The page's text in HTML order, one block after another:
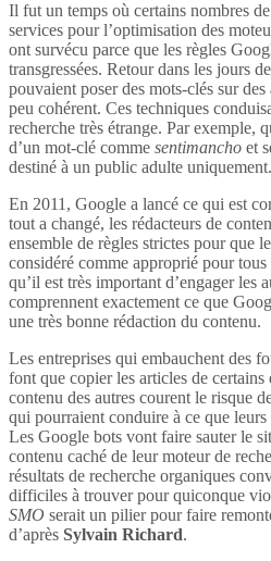
Il fut un temps où certains nombres
services pour l’optimisation des
ont survécu parce que les règles
transgressées. Retour dans les jours
pouvaient poser des mots-clés sur
peu cohérent. Ces techniques
recherche très étrange. Par exemple,
d’un mot-clé comme sentimancho et
destiné à un public adulte uniquement.
En 2011, Google a lancé ce qui est
tout a changé, les rédacteurs de
ensemble de règles strictes pour que
considéré comme approprié pour
qu’il est très important d’engager les
comprennent exactement ce que
une très bonne rédaction du contenu.
Les entreprises qui embauchent des
font que copier les articles de
contenu des autres courent le risque
qui pourraient conduire à ce que leurs
Les Google bots vont faire sauter le
contenu caché de leur moteur de
résultats de recherche organiques
difficiles à trouver pour quiconque
SMO serait un pilier pour faire
d’après Sylvain Richard.